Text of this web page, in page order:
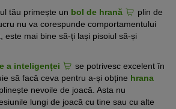
tău primește un bol de hrană
plin de
nu va corespunde comportamentului
este mai bine să-ți lași pisoiul să-și
a inteligenței
se potrivesc excelent în
să facă ceva pentru a-și obține hrana
nevoile de joacă. Asta nu
lungi de joacă cu tine sau cu alte